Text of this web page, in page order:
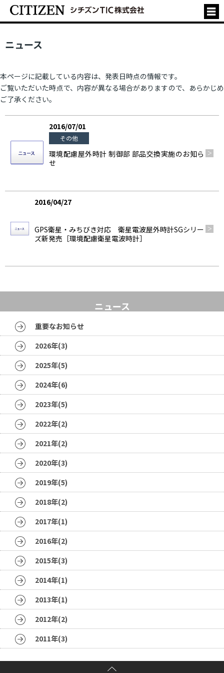
ニュース
本ページに記載している内容は、発表日時点の情報です。
ご覧いただいた時点で、内容が異なる場合がありますので、あらかじめ
ご了承ください。
2016/07/01
その他
環境配慮屋外時計 制御部 部品交換実施のお知ら
せ
2016/04/27
GPS衛星・みちびき対応 衛星電波屋外時計SGシリー
ズ新発売［環境配慮衛星電波時計］
ニュース
重要なお知らせ
2026年(3)
2025年(5)
2024年(6)
2023年(5)
2022年(2)
2021年(2)
2020年(3)
2019年(5)
2018年(2)
2017年(1)
2016年(2)
2015年(3)
2014年(1)
2013年(1)
2012年(2)
2011年(3)